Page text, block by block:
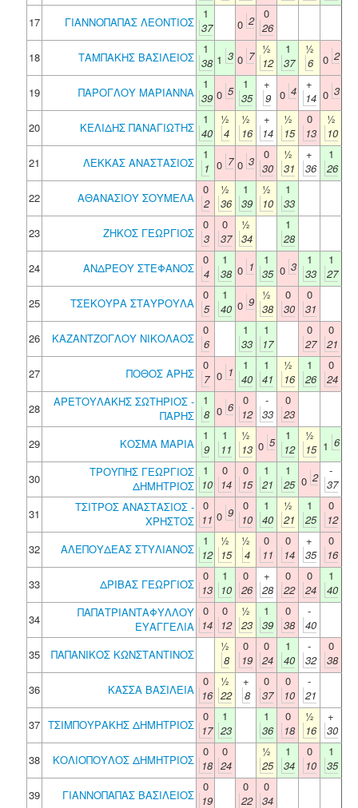
17
ΓΙΑΝΝΟΠΑΠΑΣ ΛΕΟΝΤΙΟΣ
1
37
0 2
0
26
18
ΤΑΜΠΑΚΗΣ ΒΑΣΙΛΕΙΟΣ
1
38 1 3 0 7 ½
12
1
37
½
6
0 2
19 ΠΑΡΟΓΛΟΥ ΜΑΡΙΑΝΝΑ
1
39 0 5
1
35
+
9
0 4
+
14 0 3
20 ΚΕΛΙΔΗΣ ΠΑΝΑΓΙΩΤΗΣ
1
40
½
4
½
16
+
14
½
15
0
13
½
10
21
ΛΕΚΚΑΣ ΑΝΑΣΤΑΣΙΟΣ
1
1 0 7 0 3
0
30
½
31
+
36
1
26
22
ΑΘΑΝΑΣΙΟΥ ΣΟΥΜΕΛΑ
0
2
½
36
1
39
½
10
1
33
23
ΖΗΚΟΣ ΓΕΩΡΓΙΟΣ
0
3
0
37
½
34
1
28
24
ΑΝΔΡΕΟΥ ΣΤΕΦΑΝΟΣ
0
4
1
38 0 1
1
35 0 3
1
33
1
27
25
ΤΣΕΚΟΥΡΑ ΣΤΑΥΡΟΥΛΑ
0
5
1
40 0 9 ½
38
0
30
0
31
26
ΚΑΖΑΝΤΖΟΓΛΟΥ ΝΙΚΟΛΑΟΣ
0
6
1
33
1
17
0
27
0
21
27
ΠΟΘΟΣ ΑΡΗΣ
0
7 0 1
1
40
1
41
½
16
1
26
0
24
28
ΑΡΕΤΟΥΛΑΚΗΣ ΣΩΤΗΡΙΟΣ -
ΠΑΡΗΣ
1
8 0 6
0
12
-
33
0
23
29
ΚΟΣΜΑ ΜΑΡΙΑ
1
9
1
11
½
13 0 5
1
12
½
15 1 6
30
ΤΡΟΥΠΗΣ ΓΕΩΡΓΙΟΣ
ΔΗΜΗΤΡΙΟΣ
1
10
0
14
0
15
1
21
1
25 0 2
-
37
31
ΤΣΙΤΡΟΣ ΑΝΑΣΤΑΣΙΟΣ -
ΧΡΗΣΤΟΣ
0
11 0 9
0
10
1
40
½
21
1
25
0
12
32
ΑΛΕΠΟΥΔΕΑΣ ΣΤΥΛΙΑΝΟΣ
1
12
½
15
½
4
0
11
0
14
+
35
0
16
33
ΔΡΙΒΑΣ ΓΕΩΡΓΙΟΣ
0
13
1
10
0
26
+
28
0
22
0
24
1
40
34
ΠΑΠΑΤΡΙΑΝΤΑΦΥΛΛΟΥ
ΕΥΑΓΓΕΛΙΑ
0
14
0
12
½
23
1
39
0
38
-
40
35
ΠΑΠΑΝΙΚΟΣ ΚΩΝΣΤΑΝΤΙΝΟΣ
½
8
0
19
0
24
1
40
-
32
0
38
36
ΚΑΣΣΑ ΒΑΣΙΛΕΙΑ
0
16
½
22
+
8
0
37
0
10
-
21
37 ΤΣΙΜΠΟΥΡΑΚΗΣ ΔΗΜΗΤΡΙΟΣ
0
17
1
23
1
36
0
18
½
16
+
30
38
ΚΟΛΙΟΠΟΥΛΟΣ ΔΗΜΗΤΡΙΟΣ
0
18
0
24
½
25
1
34
0
10
1
35
39
ΓΙΑΝΝΟΠΑΠΑΣ ΒΑΣΙΛΕΙΟΣ
0
19
0
22
0
34